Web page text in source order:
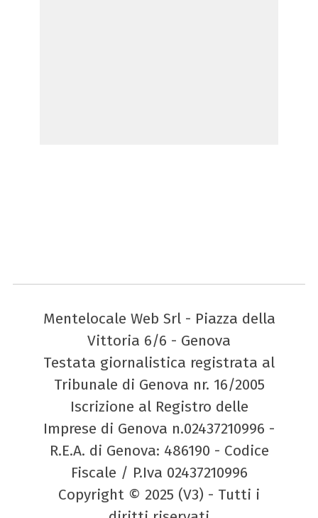
Mentelocale Web Srl - Piazza della
Vittoria 6/6 - Genova
Testata giornalistica registrata al
Tribunale di Genova nr. 16/2005
Iscrizione al Registro delle
Imprese di Genova n.02437210996 -
R.E.A. di Genova: 486190 - Codice
Fiscale / P.Iva 02437210996
Copyright © 2025 (V3) - Tutti i